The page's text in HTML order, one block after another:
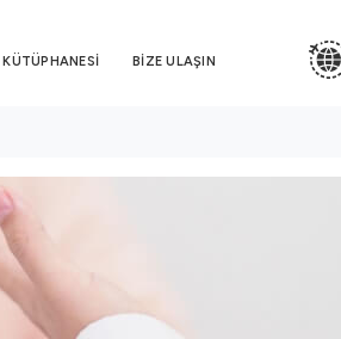
BİZE ULAŞIN